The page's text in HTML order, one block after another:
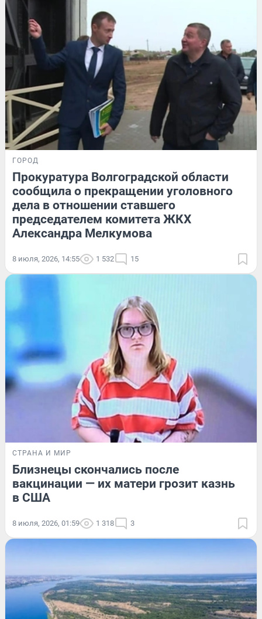
ГОРОД
Прокуратура Волгоградской области
сообщила о прекращении уголовного
дела в отношении ставшего
председателем комитета ЖКХ
Александра Мелкумова
8 июля, 2026, 14:55 1 532 15
СТРАНА И МИР
Близнецы скончались после
вакцинации — их матери грозит казнь
в США
8 июля, 2026, 01:59 1 318 3